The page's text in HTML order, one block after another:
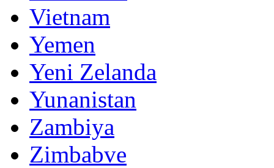
Vietnam
Yemen
Yeni Zelanda
Yunanistan
Zambiya
Zimbabve